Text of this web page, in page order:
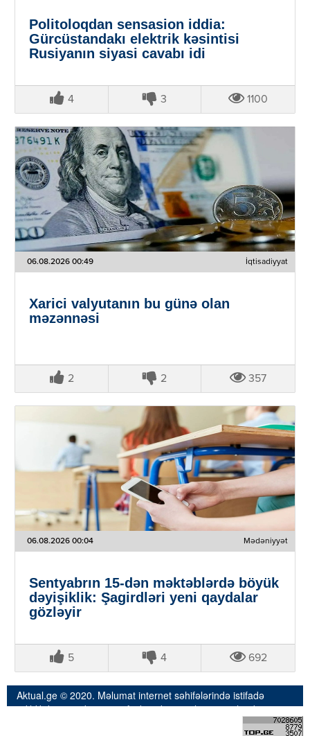
Politoloqdan sensasion iddia:
Gürcüstandakı elektrik kəsintisi
Rusiyanın siyasi cavabı idi
4 3 1100
06.08.2026 00:49 İqtisadiyyat
Xarici valyutanın bu günə olan
məzənnəsi
2 2 357
06.08.2026 00:04 Mədəniyyət
Sentyabrın 15-dən məktəblərdə böyük
dəyişiklik: Şagirdləri yeni qaydalar
gözləyir
5 4 692
Aktual.ge © 2020. Məlumat internet səhifələrində istifadə
edildikdə istinad və müvafiq keçidin qoyulması mütləqdir